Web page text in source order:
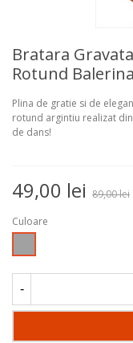
Bratara
Rotund Balerina
Plina de gratie si de
rotund argintiu realizat
de dans!
49,00 lei 89,00 lei
Culoare
-